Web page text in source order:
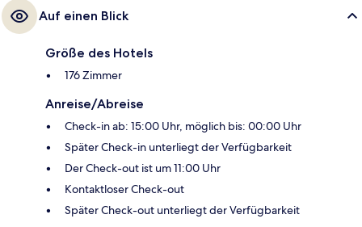
Auf einen Blick
Größe des Hotels
176 Zimmer
Anreise/Abreise
Check-in ab: 15:00 Uhr, möglich bis: 00:00 Uhr
Später Check-in unterliegt der Verfügbarkeit
Der Check-out ist um 11:00 Uhr
Kontaktloser Check-out
Später Check-out unterliegt der Verfügbarkeit